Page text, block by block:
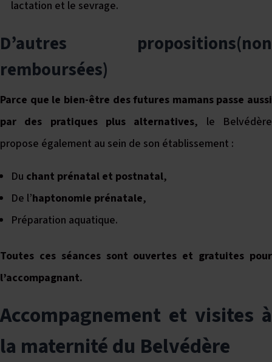
lactation et le sevrage.
D’autres propositions(non
remboursées)
Parce que le bien-être des futures mamans passe aussi
par des pratiques plus alternatives, le Belvédère
propose également au sein de son établissement :
Du chant prénatal et postnatal,
De l’haptonomie prénatale,
Préparation aquatique.
Toutes ces séances sont ouvertes et gratuites pour
l’accompagnant.
Accompagnement et visites à
la maternité du Belvédère